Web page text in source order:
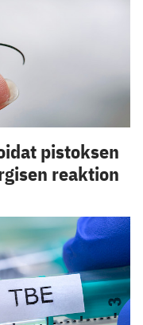
pistoksen
reaktion